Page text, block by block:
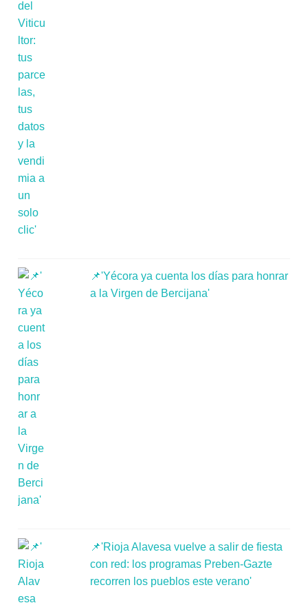
📌'Yécora ya cuenta los días para honrar
a la Virgen de Bercijana'
📌'Rioja Alavesa vuelve a salir de fiesta
con red: los programas Preben-Gazte
recorren los pueblos este verano'